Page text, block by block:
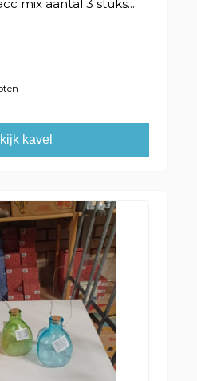
mix aantal 3 stuks....
kavel